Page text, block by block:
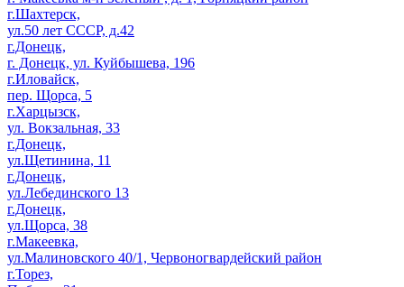
г.Шахтерск,
ул.50 лет СССР, д.42
г.Донецк,
г. Донецк, ул. Куйбышева, 196
г.Иловайск,
пер. Щорса, 5
г.Харцызск,
ул. Вокзальная, 33
г.Донецк,
ул.Щетинина, 11
г.Донецк,
ул.Лебединского 13
г.Донецк,
ул.Щорса, 38
г.Макеевка,
ул.Малиновского 40/1, Червоногвардейский район
г.Торез,